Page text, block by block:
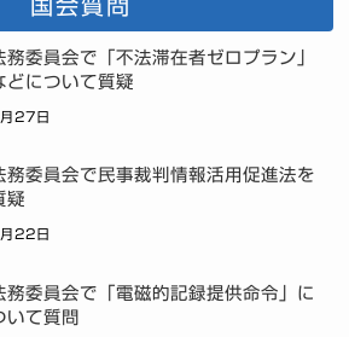
国会質問
務委員会で「不法滞在者ゼロプラン」
どについて質疑
27日
務委員会で民事裁判情報活用促進法を
疑
22日
務委員会で「電磁的記録提供命令」に
いて質問